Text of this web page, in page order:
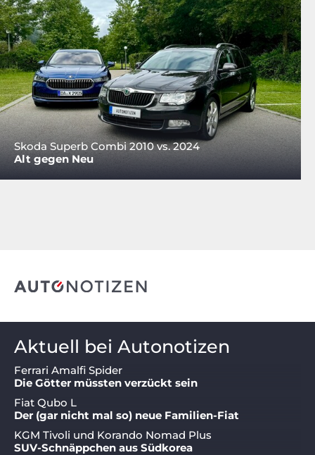
Skoda Superb Combi 2010 vs. 2024
Alt gegen Neu
Aktuell bei Autonotizen
Ferrari Amalfi Spider
Die Götter müssten verzückt sein
Fiat Qubo L
Der (gar nicht mal so) neue Familien-Fiat
KGM Tivoli und Korando Nomad Plus
SUV-Schnäppchen aus Südkorea